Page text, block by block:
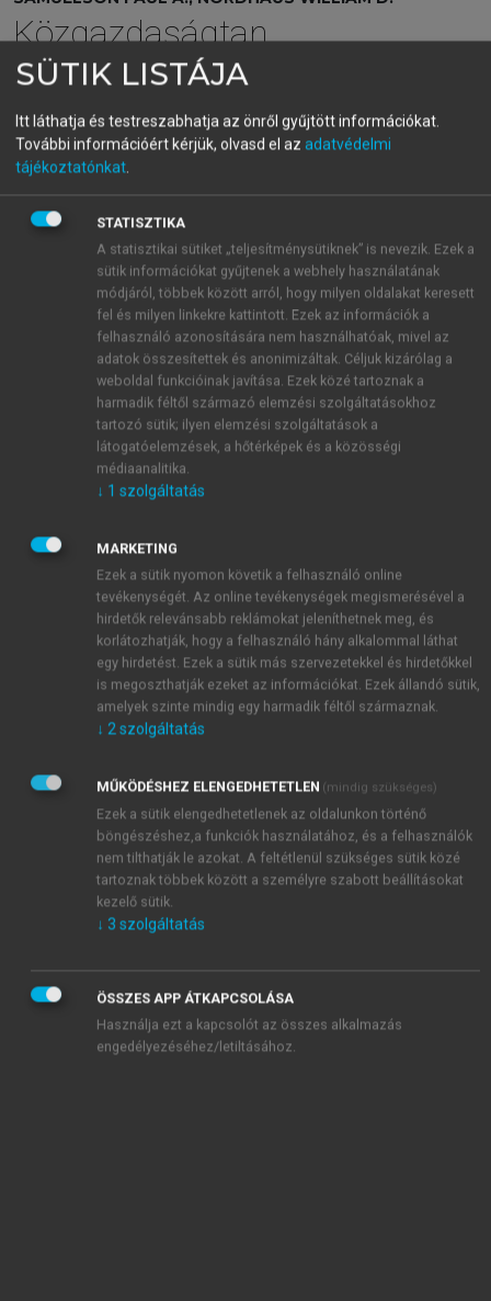
Közgazdaságtan
menu_book OLVASÁS
Állami adóztatás és
közkiadások
Ha rátekintünk a piacgazdaságra, és látjuk, mi
mindent kínál nekünk, az almától a jachtokon és
röntgenkészülékeken át a citeráig, hajlamosak
lehetünk azt vélni, hogy a piacoknak nemigen kell
sokkal több képzett szakembereknél és jó adag
tőkénél. A történelem viszont azt tanúsítja, hogy a
magukra hagyott piacok nem tudnak hatékonyan
működni. A legkevesebb, amire a hatékony
piacgazdaságnak szüksége van, az a rendőrség a
fizikai biztonság szavatolására, a független
igazságszolgáltatási rendszer a szerződések
betartatására, az állami reguláció a monopolista
visszaélések és az életveszélyes szennyezés
megakadályozására, az iskolarendszer a fiatalság
képzésére és a közegészségügyi hálózat a fertőző
betegségek féken tartására. Bonyolult és
ellentmondásos kérdés, pontosan hol kellene
meghúzni a határvonalat az állami és a magánszféra
között; az emberek manapság vitatkoznak arról, mi
lenne a kívánatos szerepe az államnak az oktatásban,
egészségügyben és a rászorultak támogatásában.
SÜTIK LISTÁJA
Itt láthatja és testreszabhatja az önről gyűjtött információkat.
További információért kérjük, olvasd el az adatvédelmi
tájékoztatónkat
STATISZTIKA
A statisztikai sütiket „teljesítménysütiknek” is nevezik. Ezek a
sütik információkat gyűjtenek a webhely használatának
módjáról, többek között arról, hogy milyen oldalakat keresett
fel és milyen linkekre kattintott. Ezek az információk a
felhasználó azonosítására nem használhatóak, mivel az
adatok összesítettek és anonimizáltak. Céljuk kizárólag a
weboldal funkcióinak javítása. Ezek közé tartoznak a
harmadik féltől származó elemzési szolgáltatásokhoz
tartozó sütik; ilyen elemzési szolgáltatások a
látogatóelemzések, a hőtérképek és a közösségi
médiaanalitika.
↓ 1 szolgáltatás
MARKETING
Ezek a sütik nyomon követik a felhasználó online
tevékenységét. Az online tevékenységek megismerésével a
hirdetők relevánsabb reklámokat jeleníthetnek meg, és
korlátozhatják, hogy a felhasználó hány alkalommal láthat
egy hirdetést. Ezek a sütik más szervezetekkel és hirdetőkkel
is megoszthatják ezeket az információkat. Ezek állandó sütik,
amelyek szinte mindig egy harmadik féltől származnak.
↓ 2 szolgáltatás
MŰKÖDÉSHEZ ELENGEDHETETLEN (mindig szükséges)
Ezek a sütik elengedhetetlenek az oldalunkon történő
böngészéshez,a funkciók használatához, és a felhasználók
nem tilthatják le azokat. A feltétlenül szükséges sütik közé
tartoznak többek között a személyre szabott beállításokat
kezelő sütik.
↓ 3 szolgáltatás
ÖSSZES APP ÁTKAPCSOLÁSA
Használja ezt a kapcsolót az összes alkalmazás
engedélyezéséhez/letiltásához.